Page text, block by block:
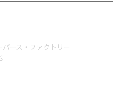
パース・ファクトリー